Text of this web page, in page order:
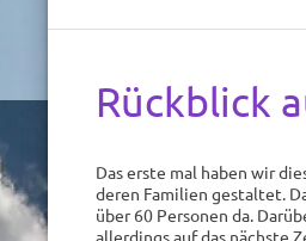
Rückblick
Das erste mal haben wir
deren Familien gestaltet.
über 60 Personen da.
allerdings auf das nächste